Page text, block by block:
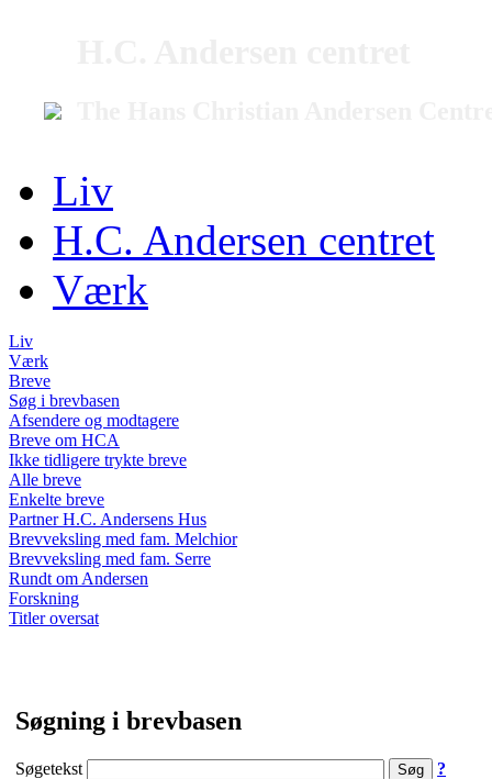
Liv
H.C. Andersen centret
Værk
Liv
Værk
Breve
Søg i brevbasen
Afsendere og modtagere
Breve om HCA
Ikke tidligere trykte breve
Alle breve
Enkelte breve
Partner H.C. Andersens Hus
Brevveksling med fam. Melchior
Brevveksling med fam. Serre
Rundt om Andersen
Forskning
Titler oversat
Søgning i brevbasen
Søgetekst ?